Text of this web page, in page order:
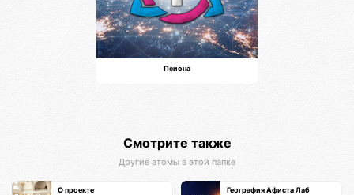
Псиона
Смотрите также
Другие атомы в этой папке
О проекте География Афиста Лаб